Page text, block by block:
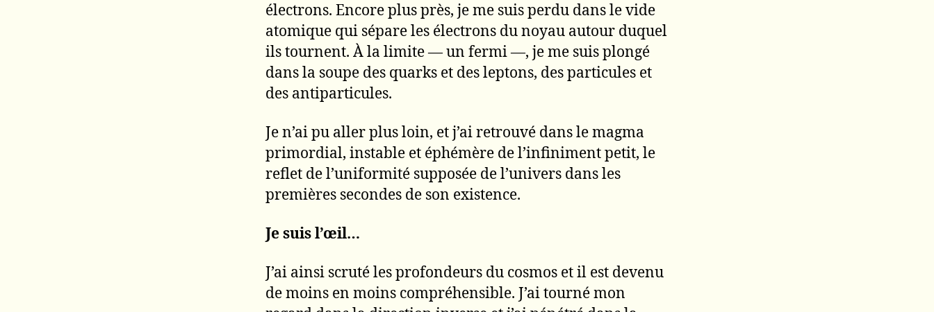
électrons. Encore plus près, je me suis perdu dans le vide
atomique qui sépare les électrons du noyau autour duquel
ils tournent. À la limite — un fermi —, je me suis plongé
dans la soupe des quarks et des leptons, des particules et
des antiparticules.
Je n’ai pu aller plus loin, et j’ai retrouvé dans le magma
primordial, instable et éphémère de l’infiniment petit, le
reflet de l’uniformité supposée de l’univers dans les
premières secondes de son existence.
Je suis l’œil…
J’ai ainsi scruté les profondeurs du cosmos et il est devenu
de moins en moins compréhensible. J’ai tourné mon